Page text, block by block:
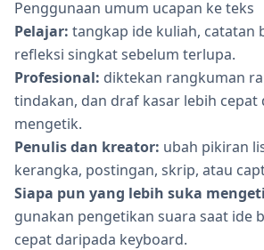
Penggunaan umum ucapan ke teks
Pelajar: tangkap ide kuliah, catatan
refleksi singkat sebelum terlupa.
Profesional: diktekan rangkuman
tindakan, dan draf kasar lebih cepat
mengetik.
Penulis dan kreator: ubah pikiran
kerangka, postingan, skrip, atau
Siapa pun yang lebih suka
gunakan pengetikan suara saat ide
cepat daripada keyboard.